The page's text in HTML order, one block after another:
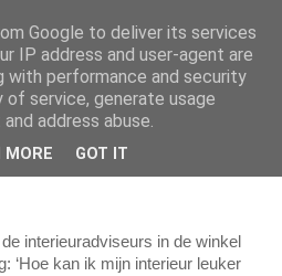
2014
voor kleur
interieuradviseurs in de winkel
‘Hoe kan ik mijn interieur leuker
Google to deliver its services
IP address and user-agent are
with performance and security
service, generate usage
address abuse.
MORE GOT IT